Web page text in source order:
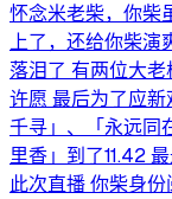
怀念米老柴，你柴
上了，还给你柴演
落泪了 有两位大
许愿 最后为了应
千寻」、「永远同
里香」到了11.42
此次直播 你柴身